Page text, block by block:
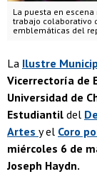
La puesta en
trabajo colaborativo
emblemáticas del
La Ilustre
Vicerrectoría de
Universidad de
Estudiantil del
Artes y el Coro
miércoles 6 de
Joseph Haydn.